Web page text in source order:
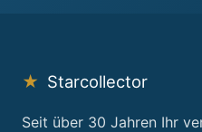
★ Starcollector
Seit über 30 Jahren Ihr